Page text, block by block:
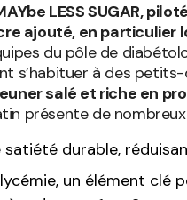
LESS SUGAR,
ajouté, en particulier
du pôle de
s’habituer à des
salé et riche en
présente de
durable,
un élément clé